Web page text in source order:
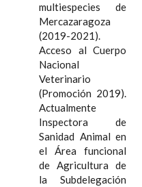
multiespecies de
Mercazaragoza
(2019-2021).
Acceso al Cuerpo
Nacional
Veterinario
(Promoción 2019).
Actualmente
Inspectora de
Sanidad Animal en
el Área funcional
de Agricultura de
la Subdelegación